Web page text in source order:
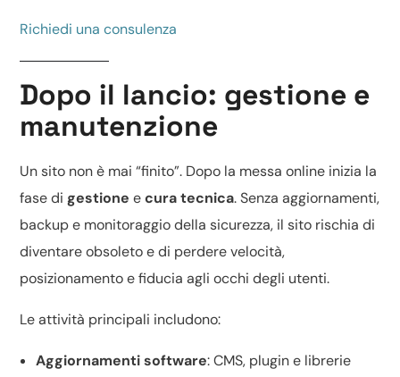
Richiedi una consulenza
Dopo il lancio: gestione e
manutenzione
Un sito non è mai “finito”. Dopo la messa online inizia la
fase di gestione ecura tecnica. Senza aggiornamenti,
backup e monitoraggio della sicurezza, il sito rischia di
diventare obsoleto e di perdere velocità,
posizionamento e fiducia agli occhi degli utenti.
Le attività principali includono:
Aggiornamenti software: CMS, plugin e librerie